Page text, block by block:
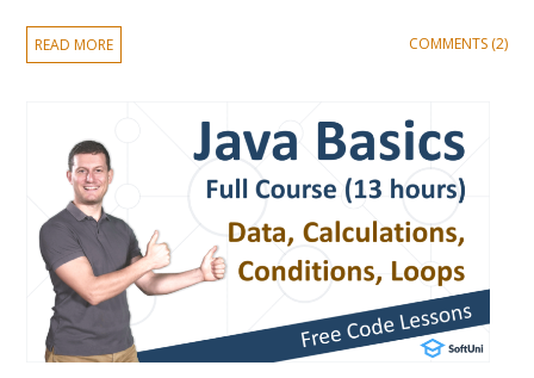
READ MORE COMMENTS (2)